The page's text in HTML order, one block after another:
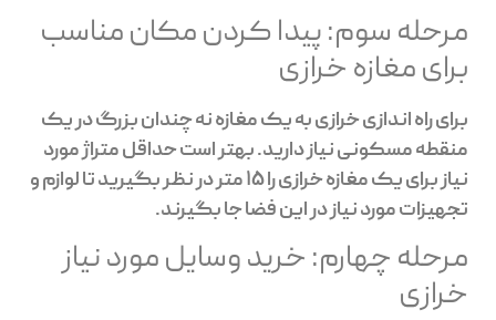
مرحله سوم: پیدا کردن مکان مناسب
برای مغازه خرازی
برای راه اندازی خرازی به یک مغازه نه چندان بزرگ در یک
منقطه مسکونی نیاز دارید. بهتر است حداقل متراژ مورد
نیاز برای یک مغازه خرازی را 15 متر در نظر بگیرید تا لوازم و
تجهیزات مورد نیاز در این فضا جا بگیرند.
مرحله چهارم: خرید وسایل مورد نیاز
خرازی